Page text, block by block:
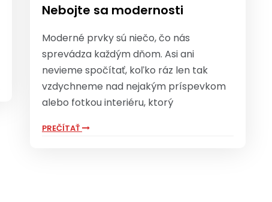
Nebojte sa modernosti
Moderné prvky sú niečo, čo nás
sprevádza každým dňom. Asi ani
nevieme spočítať, koľko ráz len tak
vzdychneme nad nejakým príspevkom
alebo fotkou interiéru, ktorý
PREČÍTAŤ